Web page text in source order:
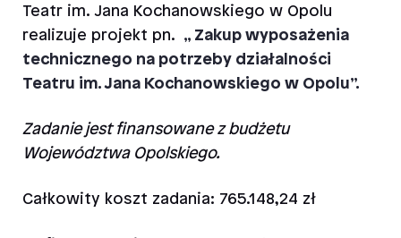
Teatr im. Jana Kochanowskiego w Opolu
realizuje projekt pn. „ Zakup wyposażenia
technicznego na potrzeby działalności
Teatru im. Jana Kochanowskiego w Opolu”.
Zadanie jest finansowane z budżetu
Województwa Opolskiego.
Całkowity koszt zadania: 765.148,24 zł